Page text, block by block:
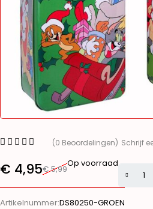
(0 Beoordelingen) Schrijf
€5,99
€ 4,95 Op voorraad
Artikelnummer:DS80250-GROEN